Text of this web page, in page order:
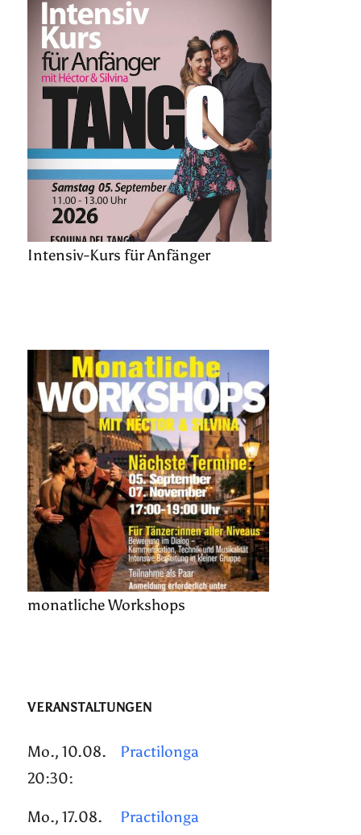
Intensiv-Kurs für Anfänger
monatliche Workshops
VERANSTALTUNGEN
Mo., 10.08.
20:30:
Practilonga
Mo., 17.08.
Practilonga